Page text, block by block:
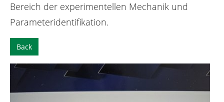
Bereich der experimentellen Mechanik und
Parameteridentifikation.
Back